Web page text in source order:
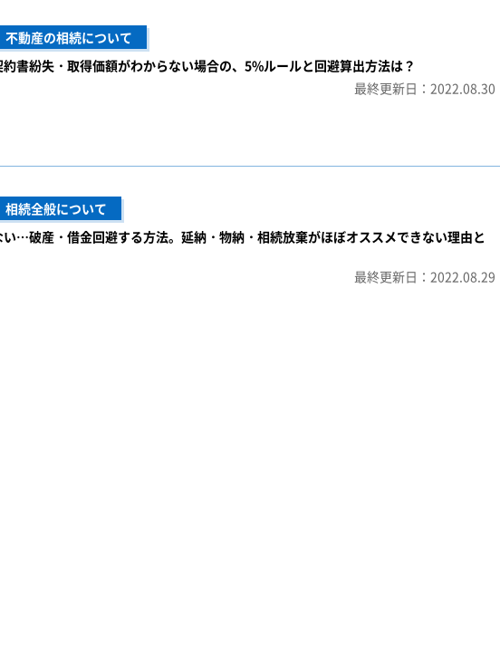
不動産の相続について
書紛失・取得価額がわからない場合の、5%ルールと回避算出方法は？
最終更新日：2022.08.30
相続全般について
…破産・借金回避する方法。延納・物納・相続放棄がほぼオススメできない理由と
最終更新日：2022.08.29